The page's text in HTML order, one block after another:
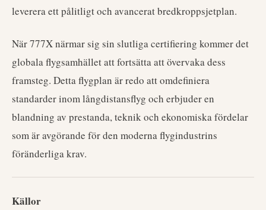
leverera ett pålitligt och avancerat bredkroppsjetplan.
När 777X närmar sig sin slutliga certifiering kommer det
globala flygsamhället att fortsätta att övervaka dess
framsteg. Detta flygplan är redo att omdefiniera
standarder inom långdistansflyg och erbjuder en
blandning av prestanda, teknik och ekonomiska fördelar
som är avgörande för den moderna flygindustrins
föränderliga krav.
Källor